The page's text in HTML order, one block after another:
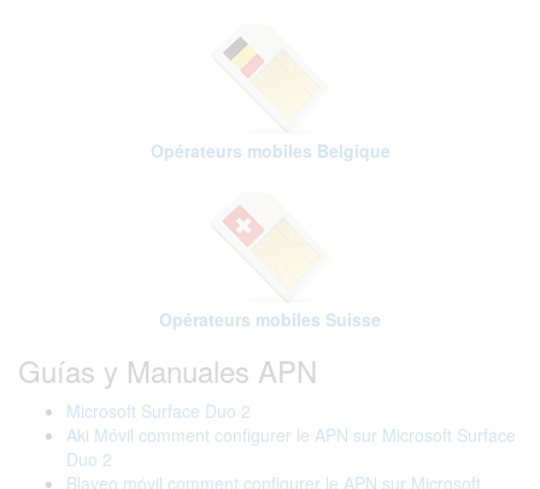
Opérateurs mobiles Belgique
Opérateurs mobiles Suisse
Guías y Manuales APN
Microsoft Surface Duo 2
Aki Móvil comment configurer le APN sur Microsoft Surface
Duo 2
Blaveo móvil comment configurer le APN sur Microsoft